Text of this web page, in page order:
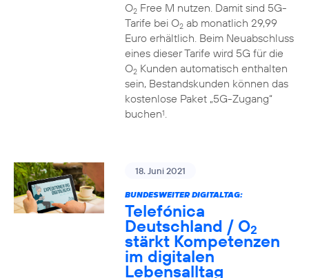
O2Free M nutzen. Damit sind 5G-
Tarife bei O2ab monatlich 29,99
Euro erhältlich. Beim Neuabschluss
eines dieser Tarife wird 5G für die
O2Kunden automatisch enthalten
sein, Bestandskunden können das
kostenlose Paket „5G-Zugang“
buchen1.
18. Juni 2021
BUNDESWEITER DIGITALTAG:
Telefónica
Deutschland / O2
stärkt Kompetenzen
im digitalen
Lebensalltag